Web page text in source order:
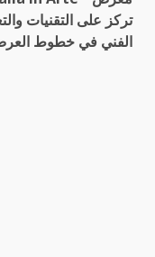
تركز على التقنيات
الفني في خطوط